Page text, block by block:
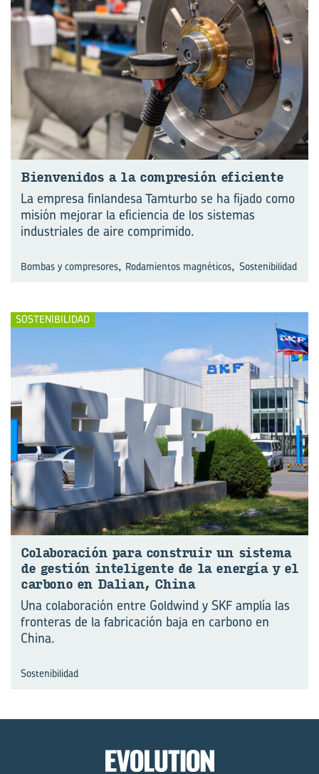
Bien­ve­ni­dos a la com­pre­sión efi­cien­te
La empresa finlandesa Tamturbo se ha fijado como
misión mejorar la eficiencia de los sistemas
industriales de aire comprimido.
Bombas y compresores, Rodamientos magnéticos, Sostenibilidad
SOSTENIBILIDAD
Co­la­bo­ra­ción para cons­truir un sis­te­ma
de ges­tión in­te­li­gen­te de la ener­gía y el
car­bono en Da­lian, China
Una colaboración entre Goldwind y SKF amplía las
fronteras de la fabricación baja en carbono en
China.
Sostenibilidad